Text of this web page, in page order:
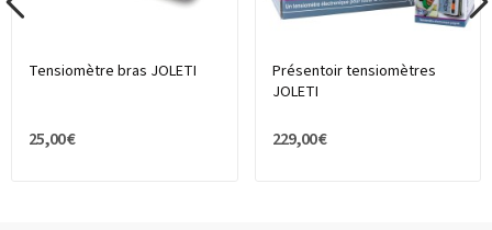
Tensiomètre bras JOLETI
25,00 €
Présentoir tensiomètres
JOLETI
229,00 €